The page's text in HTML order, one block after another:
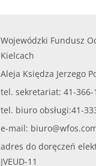
Wojewódzki Fundusz
Kielcach
Aleja Księdza Jerzego
tel. sekretariat: 41-366-
tel. biuro obsługi:41-
e-mail:
adres do doręczeń
JVEUD-11